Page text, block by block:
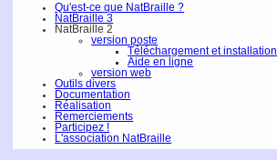
Qu'est-ce que NatBraille ?
NatBraille 3
NatBraille 2
version poste
Téléchargement et installation
Aide en ligne
version web
Outils divers
Documentation
Réalisation
Remerciements
Participez !
L'association NatBraille